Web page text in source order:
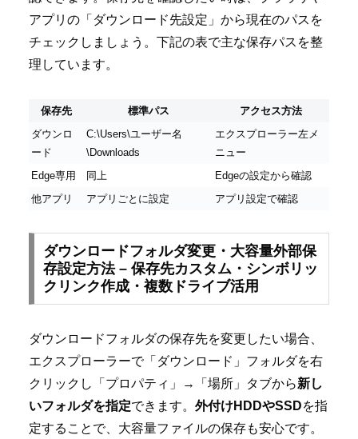
アプリの「ダウンロード先設定」から現在のパスを
チェックしましょう。下記の表で主な保存パスを整
理しています。
保存先 標準パス
アクセス方法
ダウンロ
ード
C:\Users\ユーザー名
\Downloads
エクスプローラー左メ
ニュー
Edge専用
同上
Edgeの設定から確認
他アプリ
アプリごとに設定 アプリ設定で確認
ダウンロードフォルダ変更・大容量外部保
存設定方法 – 保存先カスタム・シンボリッ
クリンク作成・複数ドライブ活用
ダウンロードフォルダの保存先を変更したい場合、
エクスプローラーで「ダウンロード」フォルダを右
クリックし「プロパティ」→「場所」タブから新し
いフォルダを指定できます。 外付けHDDやSSDを指
定することで、大容量ファイルの保存も安心です。